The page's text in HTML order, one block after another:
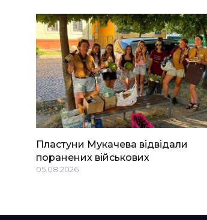
Пластуни Мукачева відвідали
поранених військових
05.08.2026